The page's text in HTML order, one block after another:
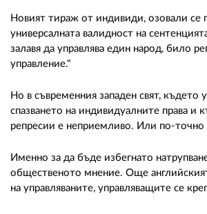
Новият тираж от индивиди, озовали се
универсалната валидност на
залавя да управлява един народ, било
управление."
Но в съвременния западен свят, където
спазването на индивидуалните права и
репресии е неприемливо. Или по-точно
Именно за да бъде избегнато
общественото мнение. Още
на управляваните, управляващите се